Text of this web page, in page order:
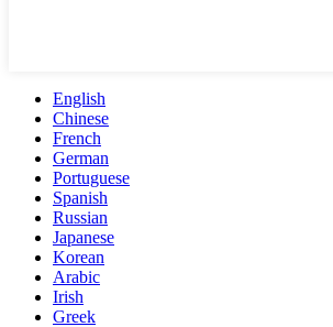
English
Chinese
French
German
Portuguese
Spanish
Russian
Japanese
Korean
Arabic
Irish
Greek